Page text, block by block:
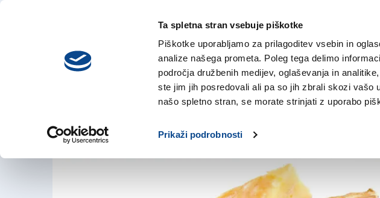
Ta spletna stran vsebuje piškotke
Piškotke uporabljamo za prilagoditev vsebin in
analize našega prometa. Poleg tega delimo
področja družbenih medijev, oglaševanja in
ste jim jih posredovali ali pa so jih zbrali skozi vašo
našo spletno stran, se morate strinjati z uporabo
Prikaži podrobnosti
nedelja,
9. avgusta 2026
NOVICE TRŽAŠKA
Kulinarični kotiček (32)
10. avg. 2018 | 19:08